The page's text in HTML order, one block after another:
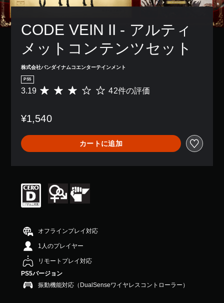
CODE VEIN II - アルティ
メットコンテンツセット
株式会社バンダイナムコエンターテインメント
PS5
評
は
2
、
平
は
段
中
の
1
9
で
す
3.19 42件の評価
¥1,540
カートに追加
オフラインプレイ対応
1人のプレイヤー
リモートプレイ対応
PS5バージョン
振動機能対応（DualSenseワイヤレスコントローラー）